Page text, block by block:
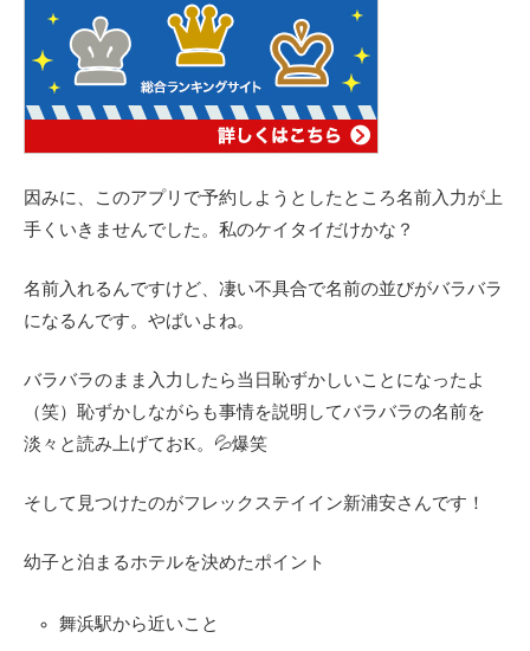
因みに、このアプリで予約しようとしたところ名前入力が上
手くいきませんでした。私のケイタイだけかな？
名前入れるんですけど、凄い不具合で名前の並びがバラバラ
になるんです。やばいよね。
バラバラのまま入力したら当日恥ずかしいことになったよ
（笑）恥ずかしながらも事情を説明してバラバラの名前を
淡々と読み上げておK。💦爆笑
そして見つけたのがフレックステイイン新浦安さんです！
幼子と泊まるホテルを決めたポイント
舞浜駅から近いこと